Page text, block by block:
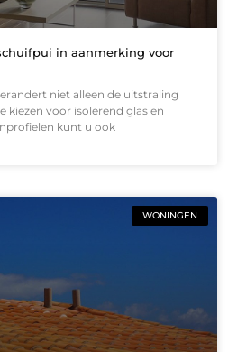
in aanmerking voor
niet alleen de uitstraling
kiezen voor isolerend glas en
kunt u ook
WONINGEN